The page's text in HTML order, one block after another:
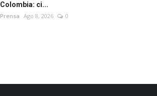
Colombia: ci...
Prensa Ago 8, 2026 0